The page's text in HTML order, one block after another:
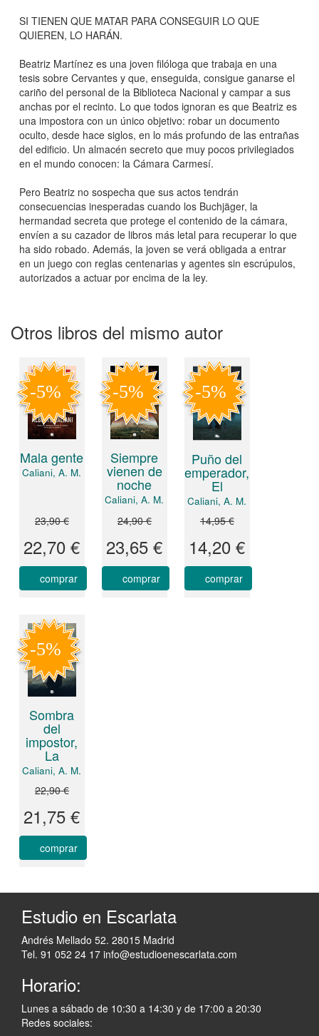
SI TIENEN QUE MATAR PARA CONSEGUIR LO QUE
QUIEREN, LO HARÁN.
Beatriz Martínez es una joven filóloga que trabaja en una
tesis sobre Cervantes y que, enseguida, consigue ganarse el
cariño del personal de la Biblioteca Nacional y campar a sus
anchas por el recinto. Lo que todos ignoran es que Beatriz es
una impostora con un único objetivo: robar un documento
oculto, desde hace siglos, en lo más profundo de las entrañas
del edificio. Un almacén secreto que muy pocos privilegiados
en el mundo conocen: la Cámara Carmesí.
Pero Beatriz no sospecha que sus actos tendrán
consecuencias inesperadas cuando los Buchjäger, la
hermandad secreta que protege el contenido de la cámara,
envíen a su cazador de libros más letal para recuperar lo que
ha sido robado. Además, la joven se verá obligada a entrar
en un juego con reglas centenarias y agentes sin escrúpulos,
autorizados a actuar por encima de la ley.
Otros libros del mismo autor
Mala gente
Caliani, A. M.
23,90 €
22,70 €
comprar
Siempre
vienen de
noche
Caliani, A. M.
24,90 €
23,65 €
comprar
Puño del
emperador,
El
Caliani, A. M.
14,95 €
14,20 €
comprar
Sombra
del
impostor,
La
Caliani, A. M.
22,90 €
21,75 €
comprar
Estudio en Escarlata
Andrés Mellado 52. 28015 Madrid
Tel. 91 052 24 17 info@estudioenescarlata.com
Horario:
Lunes a sábado de 10:30 a 14:30 y de 17:00 a 20:30
Redes sociales: